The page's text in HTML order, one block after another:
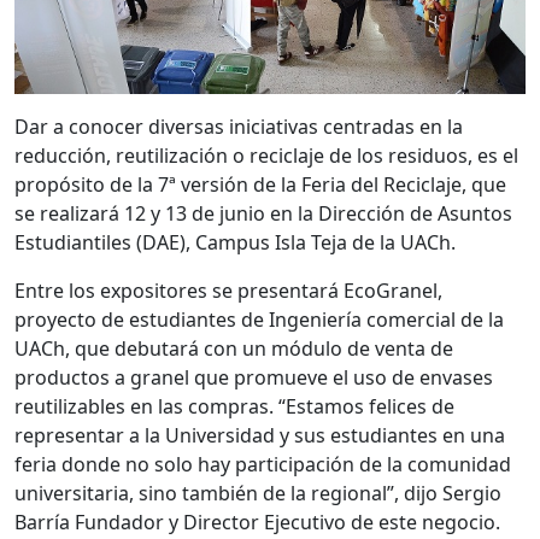
Dar a conocer diversas iniciativas centradas en la
reducción, reutilización o reciclaje de los residuos, es el
propósito de la 7ª versión de la Feria del Reciclaje, que
se realizará 12 y 13 de junio en la Dirección de Asuntos
Estudiantiles (DAE), Campus Isla Teja de la UACh.
Entre los expositores se presentará EcoGranel,
proyecto de estudiantes de Ingeniería comercial de la
UACh, que debutará con un módulo de venta de
productos a granel que promueve el uso de envases
reutilizables en las compras. “Estamos felices de
representar a la Universidad y sus estudiantes en una
feria donde no solo hay participación de la comunidad
universitaria, sino también de la regional”, dijo Sergio
Barría Fundador y Director Ejecutivo de este negocio.